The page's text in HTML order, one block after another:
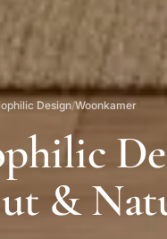
Design/Woonkamer
&